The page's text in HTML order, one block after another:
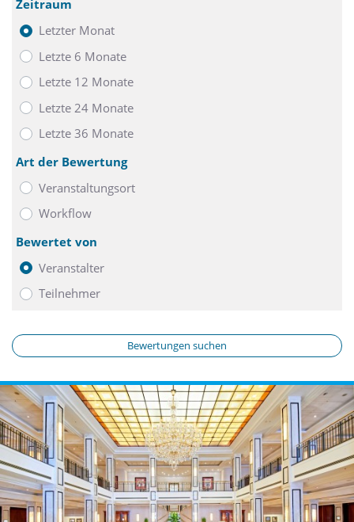
Zeitraum
Letzter Monat
Letzte 6 Monate
Letzte 12 Monate
Letzte 24 Monate
Letzte 36 Monate
Art der Bewertung
Veranstaltungsort
Workflow
Bewertet von
Veranstalter
Teilnehmer
Bewertungen suchen